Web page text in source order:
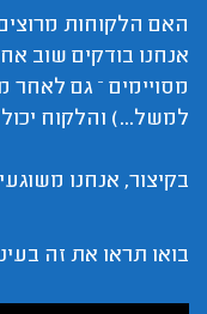
האם הלקוחות
אנחנו בודקים שוב
מסויימים – גם לאחר
למשל...) והלקוח
בקיצור, אנחנו
בואו תראו את זה